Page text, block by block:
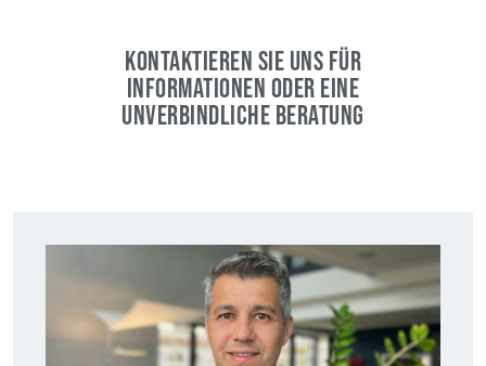
KONTAKTIEREN SIE UNS FÜR
INFORMATIONEN ODER EINE
UNVERBINDLICHE BERATUNG